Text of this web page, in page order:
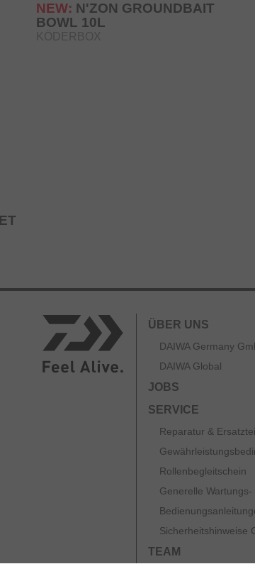
NEW: N'ZON GROUNDBAIT
BOWL 10L
KÖDERBOX
ÜBER UNS
DAIWA Germany
DAIWA Global
JOBS
SERVICE
Reparatur &
Rollenbegleitschein
Generelle
Sicherheitshinweise
TEAM